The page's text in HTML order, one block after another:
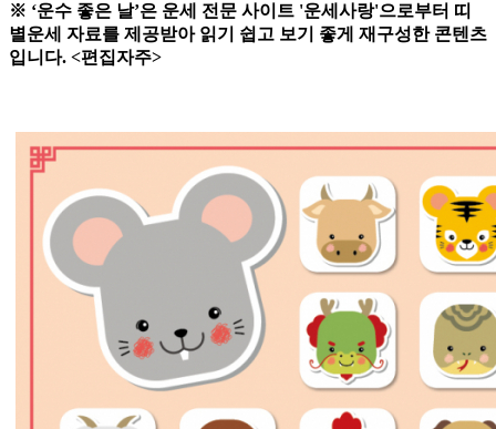
※ ‘운수 좋은 날’은 운세 전문 사이트 '운세사랑'으로부터 띠
별운세 자료를 제공받아 읽기 쉽고 보기 좋게 재구성한 콘텐츠
입니다. <편집자주>